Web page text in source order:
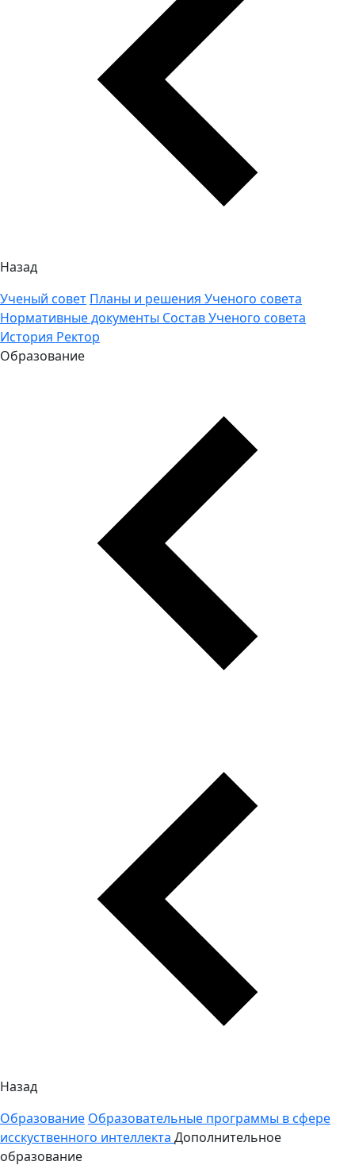
Назад
Ученый совет Планы и решения Ученого совета
Нормативные документы Состав Ученого совета
История Ректор
Образование
Назад
Образование Образовательные программы в сфере
исскуственного интеллекта Дополнительное
образование